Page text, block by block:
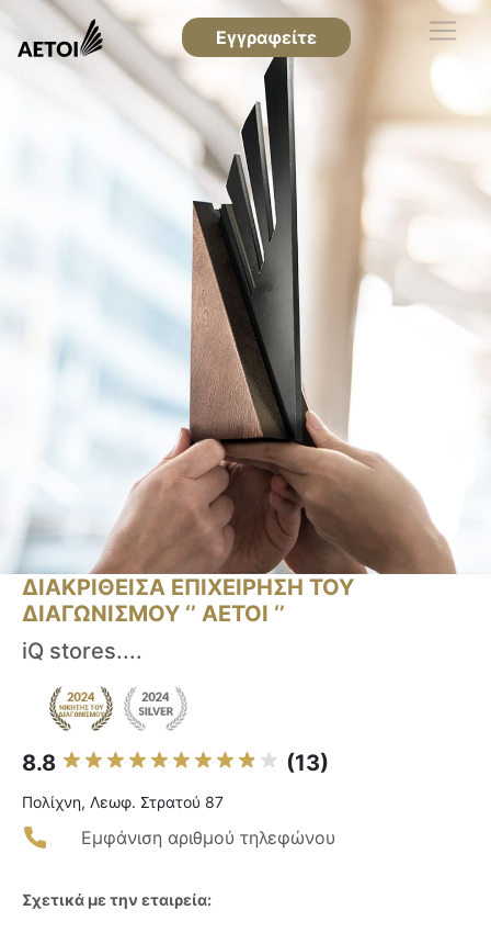
Εγγραφείτε
ΔΙΑΚΡΙΘΕΙΣΑ ΕΠΙΧΕΙΡΗΣΗ ΤΟΥ
ΔΙΑΓΩΝΙΣΜΟΥ ‘’ ΑΕΤΟΙ ‘’
iQ stores....
8.8 (13)
Πολίχνη, Λεωφ. Στρατού 87
Εμφάνιση αριθμού τηλεφώνου
Σχετικά με την εταιρεία: